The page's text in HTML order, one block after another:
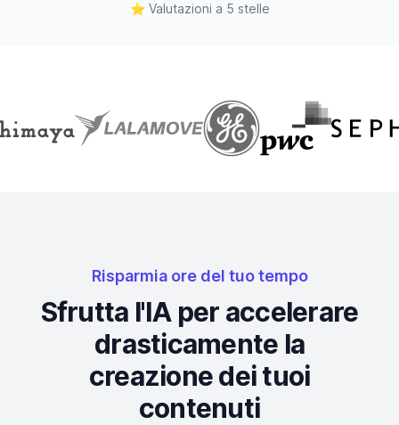
⭐ Valutazioni a 5 stelle
Risparmia ore del tuo tempo
Sfrutta l'IA per accelerare
drasticamente la
creazione dei tuoi
contenuti